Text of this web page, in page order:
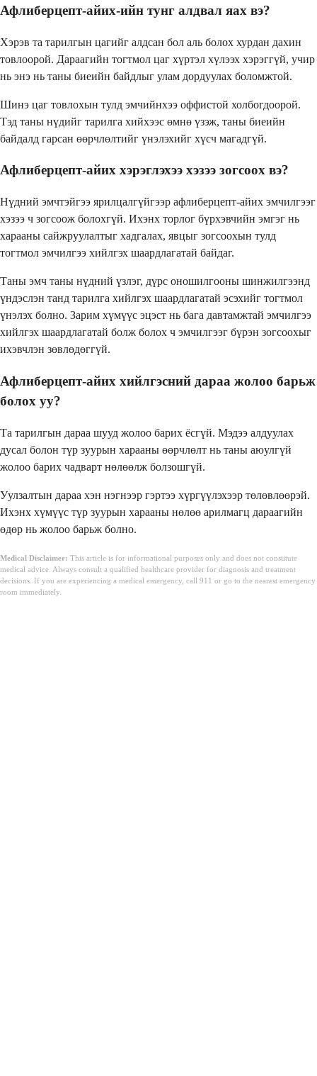
Афлиберцепт-айих-ийн тунг алдвал яах вэ?
Хэрэв та тарилгын цагийг алдсан бол аль болох хурдан дахин
товлоорой. Дараагийн тогтмол цаг хүртэл хүлээх хэрэггүй, учир
нь энэ нь таны биеийн байдлыг улам дордуулах боломжтой.
Шинэ цаг товлохын тулд эмчийнхээ оффистой холбогдоорой.
Тэд таны нүдийг тарилга хийхээс өмнө үзэж, таны биеийн
байдалд гарсан өөрчлөлтийг үнэлэхийг хүсч магадгүй.
Афлиберцепт-айих хэрэглэхээ хэзээ зогсоох вэ?
Нүдний эмчтэйгээ ярилцалгүйгээр афлиберцепт-айих эмчилгээг
хэзээ ч зогсоож болохгүй. Ихэнх торлог бүрхэвчийн эмгэг нь
харааны сайжруулалтыг хадгалах, явцыг зогсоохын тулд
тогтмол эмчилгээ хийлгэх шаардлагатай байдаг.
Таны эмч таны нүдний үзлэг, дүрс оношилгооны шинжилгээнд
үндэслэн танд тарилга хийлгэх шаардлагатай эсэхийг тогтмол
үнэлэх болно. Зарим хүмүүс эцэст нь бага давтамжтай эмчилгээ
хийлгэх шаардлагатай болж болох ч эмчилгээг бүрэн зогсоохыг
ихэвчлэн зөвлөдөггүй.
Афлиберцепт-айих хийлгэсний дараа жолоо барьж
болох уу?
Та тарилгын дараа шууд жолоо барих ёсгүй. Мэдээ алдуулах
дусал болон түр зуурын харааны өөрчлөлт нь таны аюулгүй
жолоо барих чадварт нөлөөлж болзошгүй.
Уулзалтын дараа хэн нэгнээр гэртээ хүргүүлэхээр төлөвлөөрэй.
Ихэнх хүмүүс түр зуурын харааны нөлөө арилмагц дараагийн
өдөр нь жолоо барьж болно.
Medical Disclaimer: This article is for informational purposes only and does not constitute
medical advice. Always consult a qualified healthcare provider for diagnosis and treatment
decisions. If you are experiencing a medical emergency, call 911 or go to the nearest emergency
room immediately.